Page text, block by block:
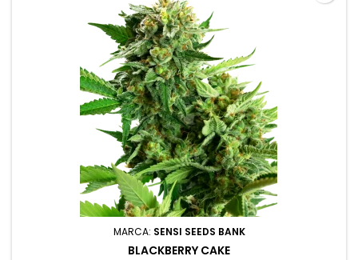
MARCA: SENSI SEEDS BANK
BLACKBERRY CAKE